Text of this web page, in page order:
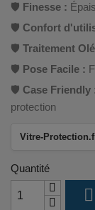
🛡️ Finesse :
🛡️ Confort
🛡️ Traitement
🛡️ Pose Facile :
🛡️ Case Friendly
protection
Vitre-
Quantité
